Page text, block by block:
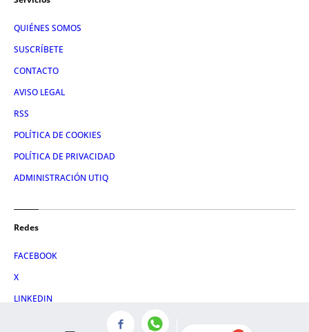
QUIÉNES SOMOS
SUSCRÍBETE
CONTACTO
AVISO LEGAL
RSS
POLÍTICA DE COOKIES
POLÍTICA DE PRIVACIDAD
ADMINISTRACIÓN UTIQ
Redes
FACEBOOK
X
LINKEDIN